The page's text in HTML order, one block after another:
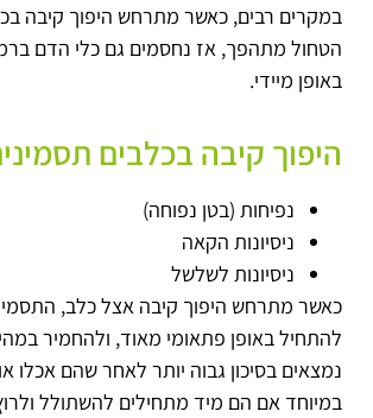
במקרים רבים, כאשר מתרחש היפוך קיבה
הטחול מתהפך, אז נחסמים גם כלי הדם
באופן מיידי.
היפוך קיבה בכלבים
נפיחות (בטן נפוחה)
ניסיונות הקאה
ניסיונות לשלשל
כאשר מתרחש היפוך קיבה אצל כלב,
להתחיל באופן פתאומי מאוד, ולהחמיר
נמצאים בסיכון גבוה יותר לאחר שהם אכלו
במיוחד אם הם מיד מתחילים להשתולל